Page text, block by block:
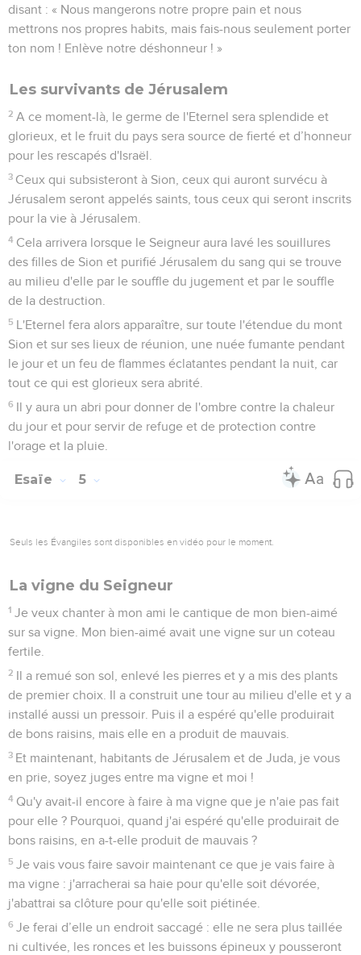
disant : « Nous mangerons notre propre pain et nous
mettrons nos propres habits, mais fais-nous seulement porter
ton nom ! Enlève notre déshonneur ! »
Les survivants de Jérusalem
2 A ce moment-là, le germe de l'Eternel sera splendide et
glorieux, et le fruit du pays sera source de fierté et d’honneur
pour les rescapés d'Israël.
3 Ceux qui subsisteront à Sion, ceux qui auront survécu à
Jérusalem seront appelés saints, tous ceux qui seront inscrits
pour la vie à Jérusalem.
4 Cela arrivera lorsque le Seigneur aura lavé les souillures
des filles de Sion et purifié Jérusalem du sang qui se trouve
au milieu d'elle par le souffle du jugement et par le souffle
de la destruction.
5 L'Eternel fera alors apparaître, sur toute l'étendue du mont
Sion et sur ses lieux de réunion, une nuée fumante pendant
le jour et un feu de flammes éclatantes pendant la nuit, car
tout ce qui est glorieux sera abrité.
6 Il y aura un abri pour donner de l'ombre contre la chaleur
du jour et pour servir de refuge et de protection contre
l'orage et la pluie.
Esaïe 5
Seuls les Évangiles sont disponibles en vidéo pour le moment.
La vigne du Seigneur
1 Je veux chanter à mon ami le cantique de mon bien-aimé
sur sa vigne. Mon bien-aimé avait une vigne sur un coteau
fertile.
2 Il a remué son sol, enlevé les pierres et y a mis des plants
de premier choix. Il a construit une tour au milieu d'elle et y a
installé aussi un pressoir. Puis il a espéré qu'elle produirait
de bons raisins, mais elle en a produit de mauvais.
3 Et maintenant, habitants de Jérusalem et de Juda, je vous
en prie, soyez juges entre ma vigne et moi !
4 Qu'y avait-il encore à faire à ma vigne que je n'aie pas fait
pour elle ? Pourquoi, quand j'ai espéré qu'elle produirait de
bons raisins, en a-t-elle produit de mauvais ?
5 Je vais vous faire savoir maintenant ce que je vais faire à
ma vigne : j'arracherai sa haie pour qu'elle soit dévorée,
j'abattrai sa clôture pour qu'elle soit piétinée.
6 Je ferai d’elle un endroit saccagé : elle ne sera plus taillée
ni cultivée, les ronces et les buissons épineux y pousseront